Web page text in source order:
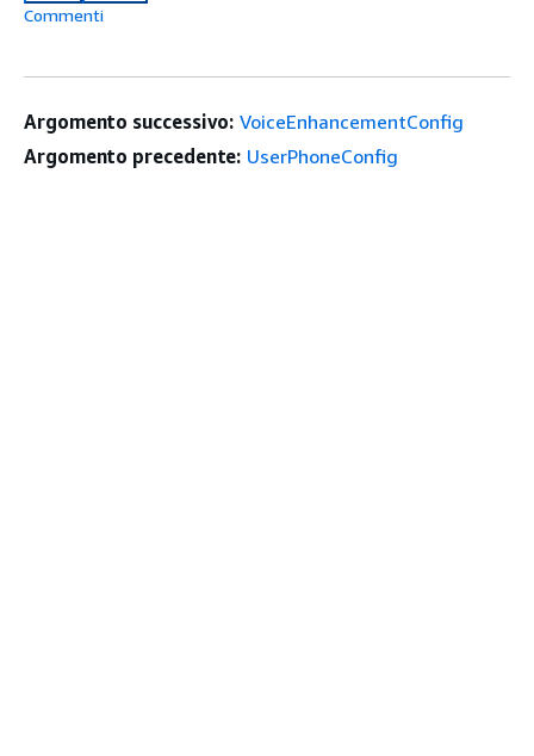
Commenti
Argomento successivo: VoiceEnhancementConfig
Argomento precedente: UserPhoneConfig